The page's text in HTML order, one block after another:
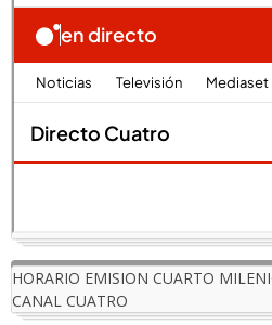
HORARIO EMISION CUARTO
CANAL CUATRO